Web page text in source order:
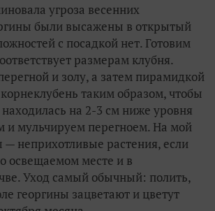
угроза весенних
были высажены в открытый
с посадкой нет. Готовим
размерам клубня.
и золу, а затем пирамидкой
таким образом, чтобы
на 2-3 см ниже уровня
и мульчируем перегноем. На мой
— неприхотливые растения, если
освещаемом месте и в
Уход самый обычный: полить,
георгины зацветают и цветут